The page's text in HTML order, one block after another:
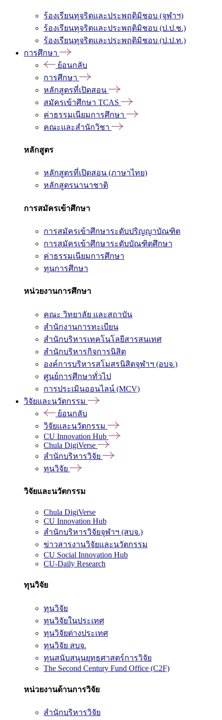
ร้องเรียนทุจริตและประพฤติมิชอบ (จุฬาฯ)
ร้องเรียนทุจริตและประพฤติมิชอบ (ป.ป.ช.)
ร้องเรียนทุจริตและประพฤติมิชอบ (ป.ป.ท.)
การศึกษา
ย้อนกลับ
การศึกษา
หลักสูตรที่เปิดสอน
สมัครเข้าศึกษา TCAS
ค่าธรรมเนียมการศึกษา
คณะและสำนักวิชา
หลักสูตร
หลักสูตรที่เปิดสอน (ภาษาไทย)
หลักสูตรนานาชาติ
การสมัครเข้าศึกษา
การสมัครเข้าศึกษาระดับปริญญาบัณฑิต
การสมัครเข้าศึกษาระดับบัณฑิตศึกษา
ค่าธรรมเนียมการศึกษา
ทุนการศึกษา
หน่วยงานการศึกษา
คณะ วิทยาลัย และสถาบัน
สำนักงานการทะเบียน
สำนักบริหารเทคโนโลยีสารสนเทศ
สำนักบริหารกิจการนิสิต
องค์การบริหารสโมสรนิสิตจุฬาฯ (อบจ.)
ศูนย์การศึกษาทั่วไป
การประเมินออนไลน์ (MCV)
วิจัยและนวัตกรรม
ย้อนกลับ
วิจัยและนวัตกรรม
CU Innovation Hub
Chula DigiVerse
สำนักบริหารวิจัย
ทุนวิจัย
วิจัยและนวัตกรรม
Chula DigiVerse
CU Innovation Hub
สำนักบริหารวิจัยจุฬาฯ (สบจ.)
ข่าวสารงานวิจัยและนวัตกรรม
CU Social Innovation Hub
CU-Daily Research
ทุนวิจัย
ทุนวิจัย
ทุนวิจัยในประเทศ
ทุนวิจัยต่างประเทศ
ทุนวิจัย สบจ.
ทุนสนับสนุนยุทธศาสตร์การวิจัย
The Second Century Fund Office (C2F)
หน่วยงานด้านการวิจัย
สำนักบริหารวิจัย